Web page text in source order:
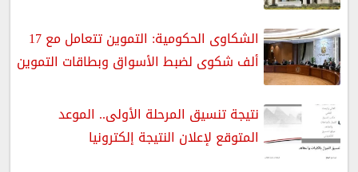
الشكاوى الحكومية: التموين تتعامل مع 17
ألف شكوى لضبط الأسواق وبطاقات التموين
نتيجة تنسيق المرحلة الأولى.. الموعد
المتوقع لإعلان النتيجة إلكترونيا